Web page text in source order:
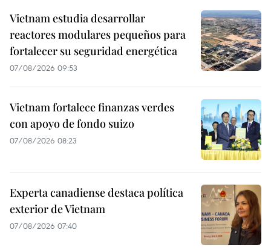
Vietnam estudia desarrollar
reactores modulares pequeños para
fortalecer su seguridad energética
07/08/2026 09:53
Vietnam fortalece finanzas verdes
con apoyo de fondo suizo
07/08/2026 08:23
Experta canadiense destaca política
exterior de Vietnam
07/08/2026 07:40